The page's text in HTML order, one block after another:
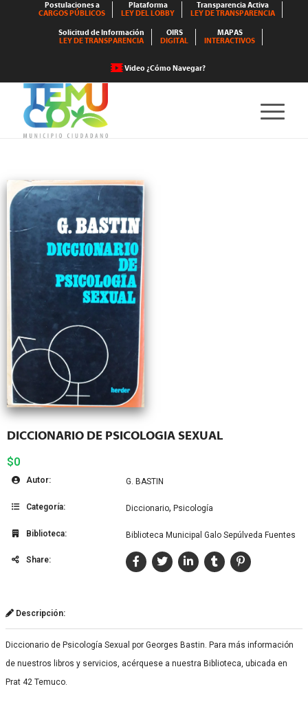
Postulaciones a
CARGOS PÚBLICOS
Plataforma
LEY DEL LOBBY
Transparencia Activa
LEY DE TRANSPARENCIA
Solicitud de Información
LEY DE TRANSPARENCIA
OIRS
DIGITAL
MAPAS
INTERACTIVOS
Video ¿Cómo Navegar?
DICCIONARIO DE PSICOLOGIA SEXUAL
$0
Autor: G. BASTIN
Categoría: Diccionario, Psicología
Biblioteca: Biblioteca Municipal Galo Sepúlveda Fuentes
Share:
Descripción:
Diccionario de Psicología Sexual por Georges Bastin. Para más información
de nuestros libros y servicios, acérquese a nuestra Biblioteca, ubicada en
Prat 42 Temuco.